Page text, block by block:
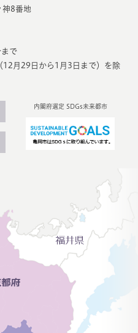
神8番地
で
12月29日から1月3日まで）を除
内閣府選定 SDGs未来都市